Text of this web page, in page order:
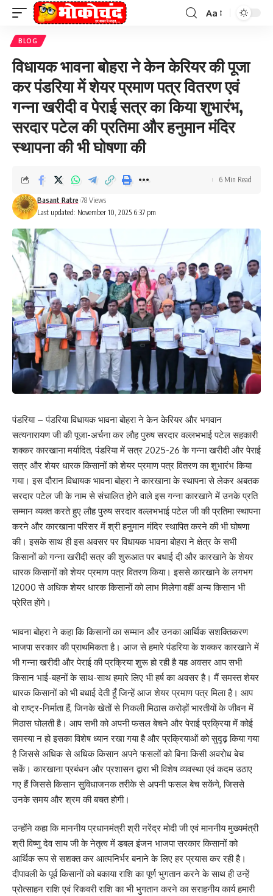
Font
Aa
BLOG
विधायक भावना बोहरा ने केन केरियर की पूजा
कर पंडरिया में शेयर प्रमाण पत्र वितरण एवं
गन्ना खरीदी व पेराई सत्र का किया शुभारंभ,
सरदार पटेल की प्रतिमा और हनुमान मंदिर
स्थापना की भी घोषणा की
Last updated: November 10, 2025 6:37 pm
Basant Ratre 78 Views
6 Min Read
पंडरिया – पंडरिया विधायक भावना बोहरा ने केन केरियर और भगवान
सत्यनारायण जी की पूजा-अर्चना कर लौह पुरुष सरदार वल्लभभाई पटेल सहकारी
शक्कर कारखाना मर्यादित, पंडरिया में सत्र 2025-26 के गन्ना खरीदी और पेराई
सत्र और शेयर धारक किसानों को शेयर प्रमाण पत्र वितरण का शुभारंभ किया
गया। इस दौरान विधायक भावना बोहरा ने कारखाना के स्थापना से लेकर अबतक
सरदार पटेल जी के नाम से संचालित होने वाले इस गन्ना कारखाने में उनके प्रति
सम्मान व्यक्त करते हुए लौह पुरुष सरदार वल्लभभाई पटेल जी की प्रतिमा स्थापना
करने और कारखाना परिसर में श्री हनुमान मंदिर स्थापित करने की भी घोषणा
की। इसके साथ ही इस अवसर पर विधायक भावना बोहरा ने क्षेत्र के सभी
किसानों को गन्ना खरीदी सत्र की शुरूआत पर बधाई दी और कारखाने के शेयर
धारक किसानों को शेयर प्रमाण पत्र वितरण किया। इससे कारखाने के लगभग
12000 से अधिक शेयर धारक किसानों को लाभ मिलेगा वहीं अन्य किसान भी
प्रेरित होंगे।
भावना बोहरा ने कहा कि किसानों का सम्मान और उनका आर्थिक सशक्तिकरण
भाजपा सरकार की प्राथमिकता है। आज से हमारे पंडरिया के शक्कर कारखाने में
भी गन्ना खरीदी और पेराई की प्रक्रिया शुरू हो रही है यह अवसर आप सभी
किसान भाई-बहनों के साथ-साथ हमारे लिए भी हर्ष का अवसर है। मैं समस्त शेयर
धारक किसानों को भी बधाई देती हूँ जिन्हें आज शेयर प्रमाण पत्र मिला है। आप
वो राष्ट्र-निर्माता हैं, जिनके खेतों से निकली मिठास करोड़ों भारतीयों के जीवन में
मिठास घोलती है। आप सभी को अपनी फसल बेचने और पेराई प्रक्रिया में कोई
समस्या न हो इसका विशेष ध्यान रखा गया है और प्रक्रियाओं को सुदृढ़ किया गया
है जिससे अधिक से अधिक किसान अपने फसलों को बिना किसी अवरोध बेच
सकें। कारखाना प्रबंधन और प्रशासन द्वारा भी विशेष व्यवस्था एवं कदम उठाए
गए हैं जिससे किसान सुविधाजनक तरीके से अपनी फसल बेच सकेंगे, जिससे
उनके समय और श्रम की बचत होगी।
उन्होंने कहा कि माननीय प्रधानमंत्री श्री नरेंद्र मोदी जी एवं माननीय मुख्यमंत्री
श्री विष्णु देव साय जी के नेतृत्व में डबल इंजन भाजपा सरकार किसानों को
आर्थिक रूप से सशक्त कर आत्मनिर्भर बनाने के लिए हर प्रयास कर रही है।
दीपावली के पूर्व किसानों को बकाया राशि का पूर्ण भुगतान करने के साथ ही उन्हें
प्रोत्साहन राशि एवं रिकवरी राशि का भी भुगतान करने का सराहनीय कार्य हमारी